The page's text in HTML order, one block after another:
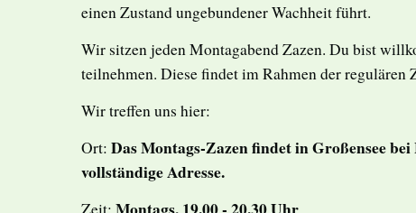
einen Zustand ungebundener Wachheit führt.
Wir sitzen jeden Montagabend Zazen. Du bist
teilnehmen. Diese findet im Rahmen der regulären
Wir treffen uns hier:
Ort:Das Montags-Zazen findet in Großensee
vollständige Adresse.
Zeit: